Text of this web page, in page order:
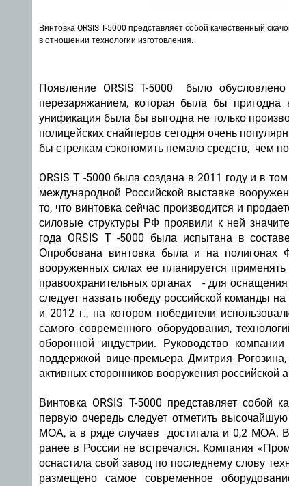
Винтовка ORSIS T-5000 представляет собой качественный
в отношении технологии изготовления.
Появление ORSIS T-5000 было
перезаряжанием, которая была бы пригодна
унификация была бы выгодна не только
полицейских снайперов сегодня очень
бы стрелкам сэкономить немало средств, чем
ORSIS T -5000 была создана в 2011 году и в
международной Российской выставке
то, что винтовка сейчас производится и
силовые структуры РФ проявили к ней
года ORSIS T -5000 была испытана в
Опробована винтовка была и на
вооруженных силах ее планируется
правоохранительных органах - для
следует назвать победу российской команды
и 2012 г., на котором победители
самого современного оборудования,
оборонной индустрии. Руководство
поддержкой вице-премьера Дмитрия
активных сторонников вооружения российской
Винтовка ORSIS T-5000 представляет собой
первую очередь следует отметить
МОА, а в ряде случаев достигала и 0,2 МОА.
ранее в России не встречался. Компания
оснастила свой завод по последнему слову
размещено самое современное